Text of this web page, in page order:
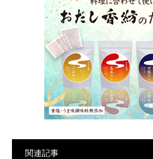
関連記事